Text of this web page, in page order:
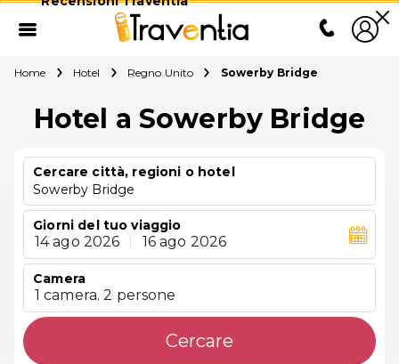
Home Hotel Regno Unito Sowerby Bridge
Hotel a Sowerby Bridge
Cercare città, regioni o hotel
Sowerby Bridge
Giorni del tuo viaggio
14 ago 2026 16 ago 2026
Camera
1 camera. 2 persone
Cercare